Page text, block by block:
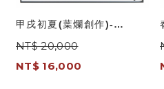
甲戌初夏(葉爛創作)-
y16665 畫作系列-國畫
NT$ 20,000
NT$ 16,000